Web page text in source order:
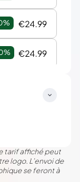
€24.99
€24.99
tarif affiché peut
logo. L’envoi de
se feront à